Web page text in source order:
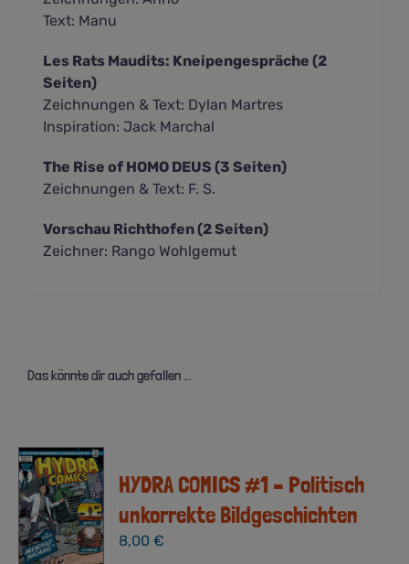
Text: Manu
Les Rats Maudits: Kneipengespräche (2
Seiten)
Zeichnungen & Text: Dylan Martres
Inspiration: Jack Marchal
The Rise of HOMO DEUS (3 Seiten)
Zeichnungen & Text: F. S.
Vorschau Richthofen (2 Seiten)
Zeichner: Rango Wohlgemut
Das könnte dir auch gefallen …
HYDRA COMICS #1 – Politisch
unkorrekte Bildgeschichten
8,00 €